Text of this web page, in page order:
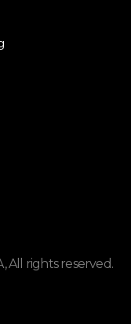
All rights reserved.